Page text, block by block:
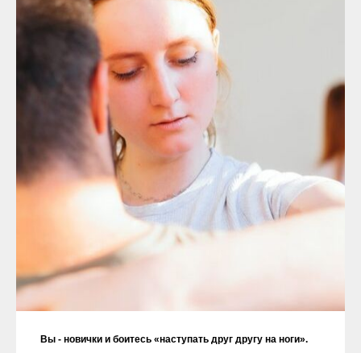
Вы - новички и боитесь «наступать друг другу на ноги».